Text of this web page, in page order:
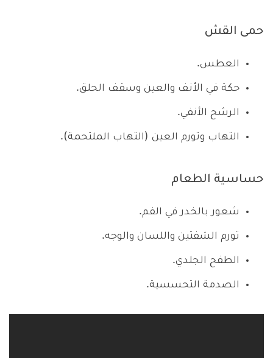
حمى القش
العطس.
حكة في الأنف والعين وسقف الحلق.
الرشح الأنفي.
التهاب وتورم العين (التهاب الملتحمة).
حساسية الطعام
شعور بالخدر في الفم.
تورم الشفتين واللسان والوجه.
الطفح الجلدي.
الصدمة التحسسية.